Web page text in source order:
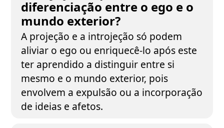
diferenciação entre o ego e o
mundo exterior?
A projeção e a introjeção só podem
aliviar o ego ou enriquecê-lo após este
ter aprendido a distinguir entre si
mesmo e o mundo exterior, pois
envolvem a expulsão ou a incorporação
de ideias e afetos.